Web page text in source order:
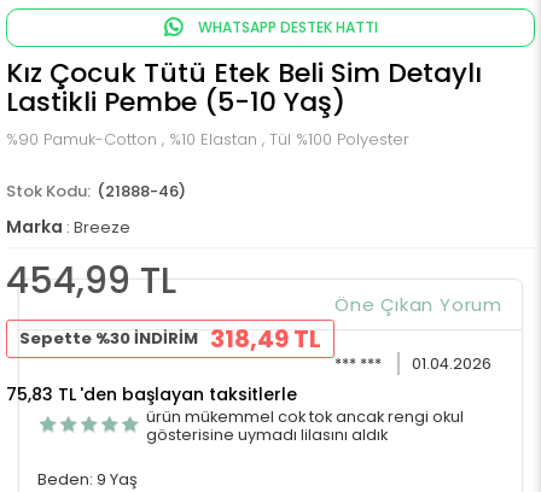
WHATSAPP DESTEK HATTI
Kız Çocuk Tütü Etek Beli Sim Detaylı
Lastikli Pembe (5-10 Yaş)
%90 Pamuk-Cotton , %10 Elastan , Tül %100 Polyester
(21888-46)
Marka : Breeze
454,99 TL
Sepette %30 İNDİRİM 318,49 TL
75,83 TL 'den başlayan taksitlerle
Öne Çıkan Yorum
*** *** 01.04.2026
ürün mükemmel cok tok ancak rengi okul
gösterisine uymadı lilasını aldık
Beden: 9 Yaş